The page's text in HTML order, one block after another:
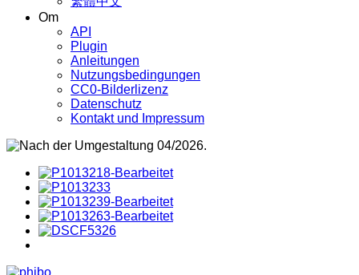
Om
API
Plugin
Anleitungen
Nutzungsbedingungen
CC0-Bilderlizenz
Datenschutz
Kontakt und Impressum